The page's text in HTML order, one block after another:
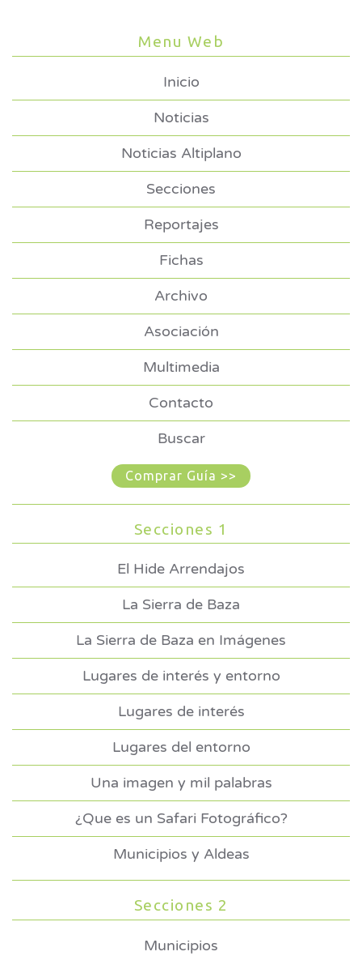
Menu Web
Inicio
Noticias
Noticias Altiplano
Secciones
Reportajes
Fichas
Archivo
Asociación
Multimedia
Contacto
Buscar
Comprar Guía >>
Secciones 1
El Hide Arrendajos
La Sierra de Baza
La Sierra de Baza en Imágenes
Lugares de interés y entorno
Lugares de interés
Lugares del entorno
Una imagen y mil palabras
¿Que es un Safari Fotográfico?
Municipios y Aldeas
Secciones 2
Municipios